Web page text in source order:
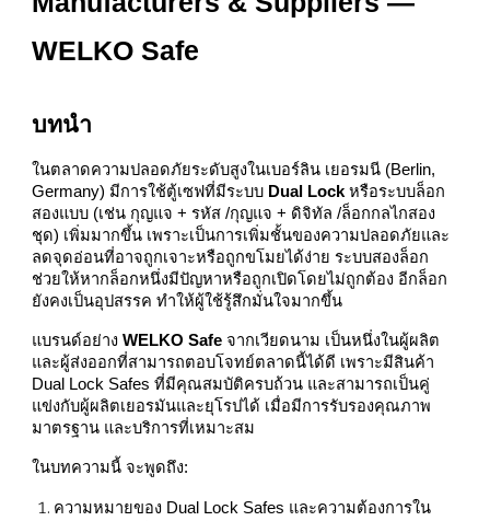
WELKO Safe
บทนำ
ในตลาดความปลอดภัยระดับสูงในเบอร์ลิน เยอรมนี (Berlin,
Germany) มีการใช้ตู้เซฟที่มีระบบ Dual Lock หรือระบบล็อก
สองแบบ (เช่น กุญแจ + รหัส /กุญแจ + ดิจิทัล /ล็อกกลไกสอง
ชุด) เพิ่มมากขึ้น เพราะเป็นการเพิ่มชั้นของความปลอดภัยและ
ลดจุดอ่อนที่อาจถูกเจาะหรือถูกขโมยได้ง่าย ระบบสองล็อก
ช่วยให้หากล็อกหนึ่งมีปัญหาหรือถูกเปิดโดยไม่ถูกต้อง อีกล็อก
ยังคงเป็นอุปสรรค ทำให้ผู้ใช้รู้สึกมั่นใจมากขึ้น
แบรนด์อย่างWELKO Safe จากเวียดนาม เป็นหนึ่งในผู้ผลิต
และผู้ส่งออกที่สามารถตอบโจทย์ตลาดนี้ได้ดี เพราะมีสินค้า
Dual Lock Safes ที่มีคุณสมบัติครบถ้วน และสามารถเป็นคู่
แข่งกับผู้ผลิตเยอรมันและยุโรปได้ เมื่อมีการรับรองคุณภาพ
มาตรฐาน และบริการที่เหมาะสม
ในบทความนี้ จะพูดถึง:
ความหมายของ Dual Lock Safes และความต้องการใน